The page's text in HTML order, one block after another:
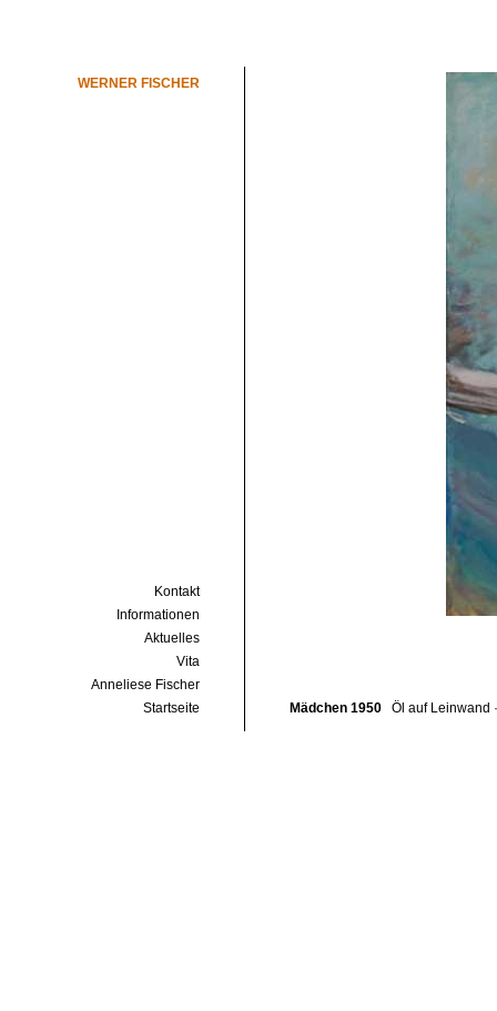
WERNER FISCHER
Kontakt
Informationen
Aktuelles
Vita
Anneliese Fischer
Startseite
Mädchen 1950 Öl auf Leinwand